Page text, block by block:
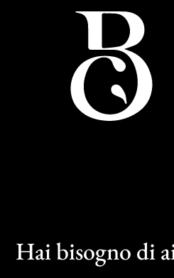
Hai bisogno di